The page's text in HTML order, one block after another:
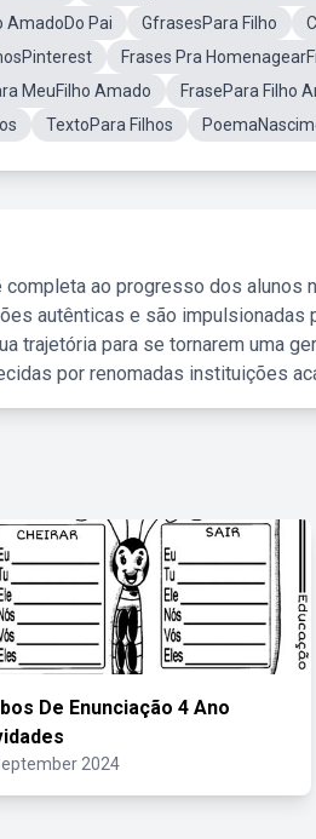
AmadoDo Pai GfrasesPara Filho
Frases Pra
MeuFilho Amado FrasePara Filho
TextoPara Filhos
completa ao progresso dos alunos
autênticas e são impulsionadas
trajetória para se tornarem uma
por renomadas instituições
De Enunciação 4 Ano
2024